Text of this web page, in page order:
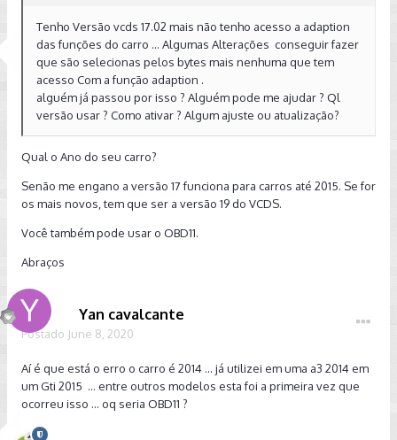
Tenho Versão vcds 17.02 mais não tenho acesso a adaption
das funções do carro ... Algumas Alterações conseguir fazer
que são selecionas pelos bytes mais nenhuma que tem
acesso Com a função adaption .
alguém já passou por isso ? Alguém pode me ajudar ? Ql
versão usar ? Como ativar ? Algum ajuste ou atualização?
Qual o Ano do seu carro?
Senão me engano a versão 17 funciona para carros até 2015. Se for
os mais novos, tem que ser a versão 19 do VCDS.
Você também pode usar o OBD11.
Abraços
Yan cavalcante
Postado June 8, 2020
Aí é que está o erro o carro é 2014 ... já utilizei em uma a3 2014 em
um Gti 2015 ... entre outros modelos esta foi a primeira vez que
ocorreu isso ... oq seria OBD11 ?